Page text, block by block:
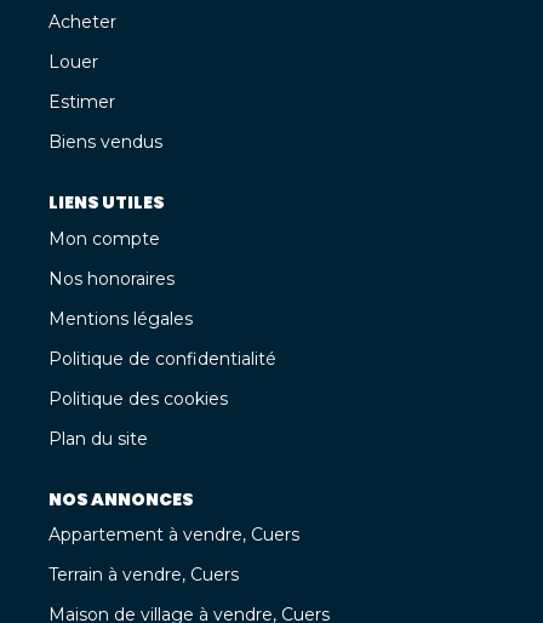
Acheter
Louer
Estimer
Biens vendus
LIENS UTILES
Mon compte
Nos honoraires
Mentions légales
Politique de confidentialité
Politique des cookies
Plan du site
NOS ANNONCES
Appartement à vendre, Cuers
Terrain à vendre, Cuers
Maison de village à vendre, Cuers